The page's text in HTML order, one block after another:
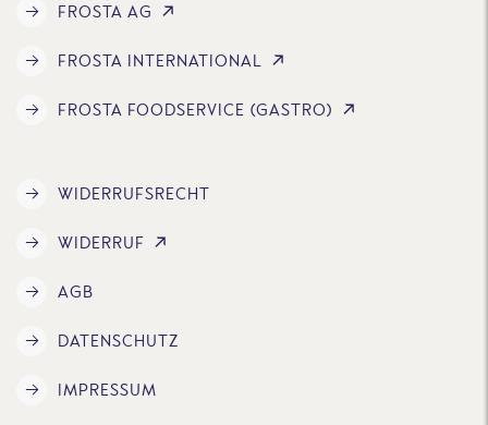
FROSTA AG
FROSTA INTERNATIONAL
FROSTA FOODSERVICE (GASTRO)
WIDERRUFSRECHT
WIDERRUF
AGB
DATENSCHUTZ
IMPRESSUM